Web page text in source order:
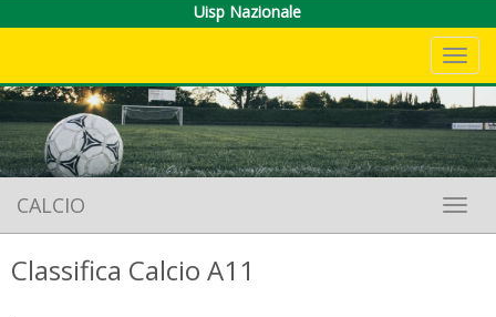
Uisp Nazionale
CALCIO
Classifica Calcio A11